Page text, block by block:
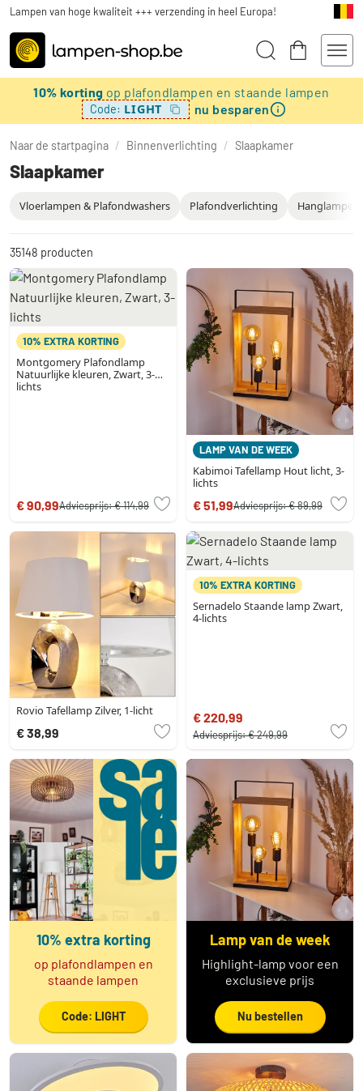
Lampen van hoge kwaliteit +++ verzending in heel Europa!
10% korting op plafondlampen en staande lampen
Code: LIGHT nu besparen
Naar de startpagina / Binnenverlichting / Slaapkamer
Slaapkamer
Vloerlampen & Plafondwashers Plafondverlichting
35148 producten
10% EXTRA KORTING
Montgomery Plafondlamp
Natuurlijke kleuren, Zwart, 3-
lichts
€ 90,99Adviesprijs:€ 114,99
LAMP VAN DE WEEK
Kabimoi Tafellamp Hout licht, 3-
lichts
€ 51,99Adviesprijs:€ 89,99
Rovio Tafellamp Zilver, 1-licht
€ 38,99
10% EXTRA KORTING
Sernadelo Staande lamp Zwart,
4-lichts
€ 220,99
Adviesprijs:€ 249,99
10% extra korting
op plafondlampen en
staande lampen
Code: LIGHT
Lamp van de week
Highlight-lamp voor een
exclusieve prijs
Nu bestellen